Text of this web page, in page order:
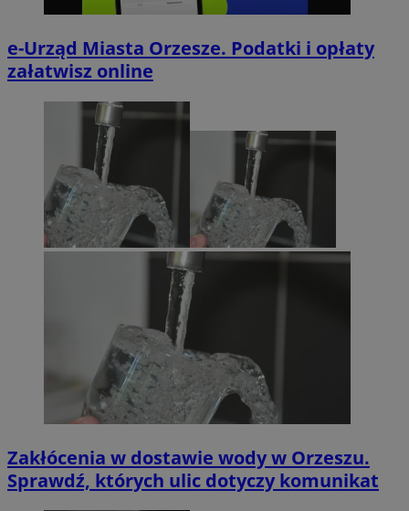
e-Urząd Miasta Orzesze. Podatki i opłaty
załatwisz online
Zakłócenia w dostawie wody w Orzeszu.
Sprawdź, których ulic dotyczy komunikat